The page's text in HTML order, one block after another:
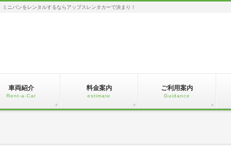
ニバンをレンタルするならアップスレンタカーで決まり！
車両紹介
Rent-a-Car
料金案内
estimate
ご利用案内
Guidance